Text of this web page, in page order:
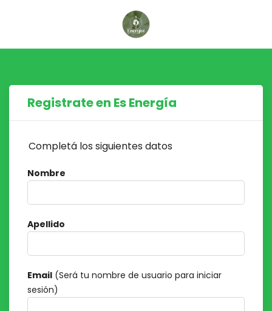
Registrate en Es Energía
Completá los siguientes datos
Nombre
Apellido
Email (Será tu nombre de usuario para iniciar
sesión)